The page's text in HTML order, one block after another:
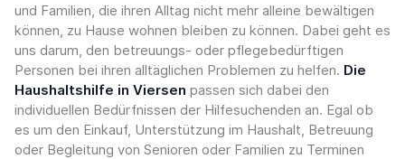
und Familien, die ihren Alltag nicht mehr alleine bewältigen
können, zu Hause wohnen bleiben zu können. Dabei geht es
uns darum, den betreuungs- oder pflegebedürftigen
Personen bei ihren alltäglichen Problemen zu helfen. Die
Haushaltshilfe in Viersen passen sich dabei den
individuellen Bedürfnissen der Hilfesuchenden an. Egal ob
es um den Einkauf, Unterstützung im Haushalt, Betreuung
oder Begleitung von Senioren oder Familien zu Terminen